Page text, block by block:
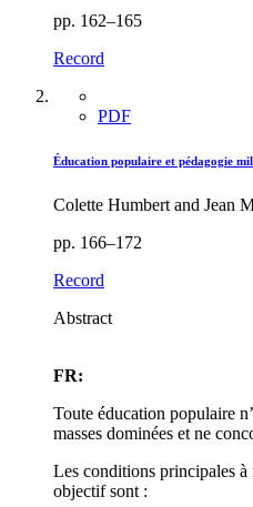
pp. 162–165
Record
PDF
Éducation populaire et pédagogie
Colette Humbert and Jean
pp. 166–172
Record
Abstract
FR:
Toute éducation populaire
masses dominées et ne
Les conditions principales
objectif sont :